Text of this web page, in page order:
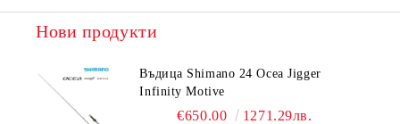
Нови продукти
Въдица Shimano 24 Ocea Jigger
Infinity Motive
€650.00 1271.29лв.